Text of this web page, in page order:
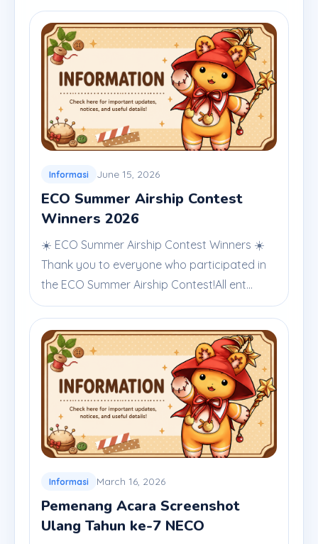
Informasi June 15, 2026
ECO Summer Airship Contest
Winners 2026
☀️ ECO Summer Airship Contest Winners ☀️
Thank you to everyone who participated in
the ECO Summer Airship Contest!All ent...
Informasi March 16, 2026
Pemenang Acara Screenshot
Ulang Tahun ke-7 NECO